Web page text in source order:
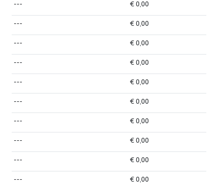
--- € 0,00
--- € 0,00
--- € 0,00
--- € 0,00
--- € 0,00
--- € 0,00
--- € 0,00
--- € 0,00
--- € 0,00
--- € 0,00